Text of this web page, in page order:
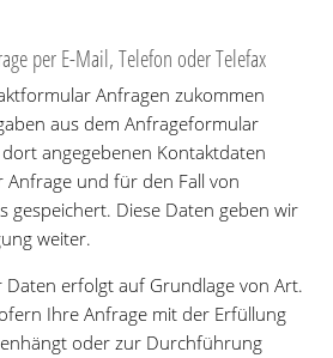
per E-Mail, Telefon oder Telefax
Anfragen zukommen
aus dem Anfrageformular
angegebenen Kontaktdaten
Anfrage und für den Fall von
gespeichert. Diese Daten geben wir
weiter.
Daten erfolgt auf Grundlage von Art.
Ihre Anfrage mit der Erfüllung
oder zur Durchführung